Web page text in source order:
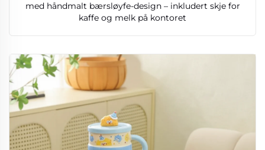
med håndmalt bærsløyfe-design – inkludert skje for
kaffe og melk på kontoret